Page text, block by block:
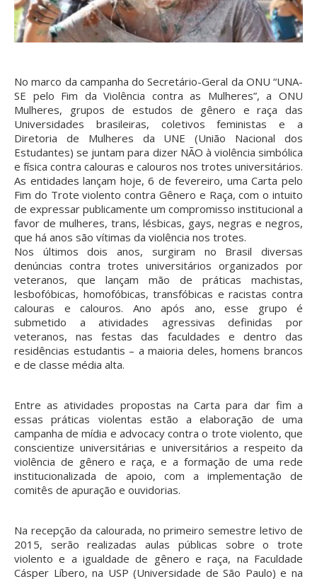
No marco da campanha do Secretário-Geral da ONU “UNA-
SE pelo Fim da Violência contra as Mulheres”, a ONU
Mulheres, grupos de estudos de gênero e raça das
Universidades brasileiras, coletivos feministas e a
Diretoria de Mulheres da UNE (União Nacional dos
Estudantes) se juntam para dizer NÃO à violência simbólica
e física contra calouras e calouros nos trotes universitários.
As entidades lançam hoje, 6 de fevereiro, uma Carta pelo
Fim do Trote violento contra Gênero e Raça, com o intuito
de expressar publicamente um compromisso institucional a
favor de mulheres, trans, lésbicas, gays, negras e negros,
que há anos são vítimas da violência nos trotes.
Nos últimos dois anos, surgiram no Brasil diversas
denúncias contra trotes universitários organizados por
veteranos, que lançam mão de práticas machistas,
lesbofóbicas, homofóbicas, transfóbicas e racistas contra
calouras e calouros. Ano após ano, esse grupo é
submetido a atividades agressivas definidas por
veteranos, nas festas das faculdades e dentro das
residências estudantis – a maioria deles, homens brancos
e de classe média alta.
Entre as atividades propostas na Carta para dar fim a
essas práticas violentas estão a elaboração de uma
campanha de mídia e advocacy contra o trote violento, que
conscientize universitárias e universitários a respeito da
violência de gênero e raça, e a formação de uma rede
institucionalizada de apoio, com a implementação de
comitês de apuração e ouvidorias.
Na recepção da calourada, no primeiro semestre letivo de
2015, serão realizadas aulas públicas sobre o trote
violento e a igualdade de gênero e raça, na Faculdade
Cásper Líbero, na USP (Universidade de São Paulo) e na